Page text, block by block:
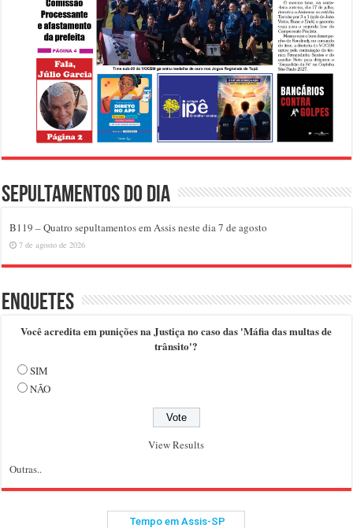
Sepultamentos do dia
B119 – Quatro sepultamentos em Assis neste dia 7 de agosto
7 de agosto de 2026
Enquetes
Você acredita em punições na Justiça no caso das 'Máfia das multas de
trânsito'?
SIM
NÃO
View Results
Outras..